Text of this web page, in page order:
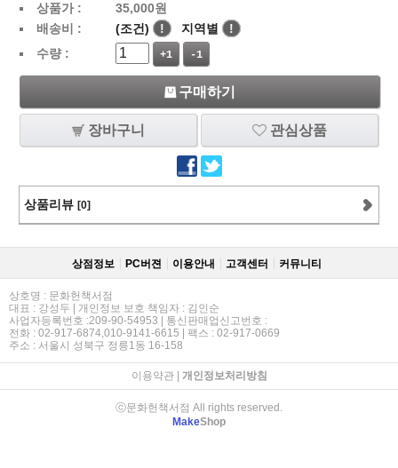
상품가 : 35,000원
배송비 :
(조건) ! 지역별
!
수량 :
+1 -1
구매하기
장바구니 관심상품
상품리뷰 [0]
상점정보 PC버젼 이용안내 고객센터 커뮤니티
상호명 : 문화헌책서점
대표 : 강성두 | 개인정보 보호 책임자 : 김인순
사업자등록번호 :209-90-54953 | 통신판매업신고번호 :
전화 : 02-917-6874,010-9141-6615 | 팩스 : 02-917-0669
주소 : 서울시 성북구 정릉1동 16-158
이용약관| 개인정보처리방침
ⓒ문화헌책서점 All rights reserved.
MakeShop